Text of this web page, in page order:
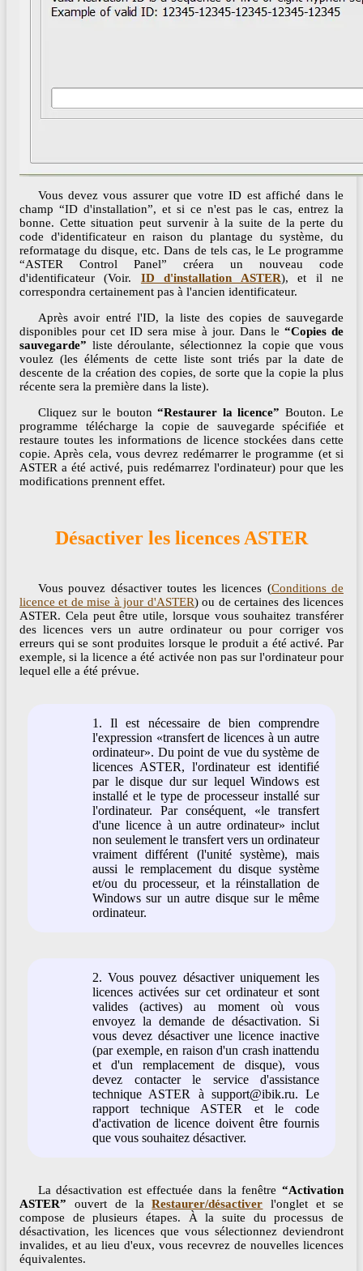
Vous devez vous assurer que votre ID est affiché dans le
champ “ID d'installation”, et si ce n'est pas le cas, entrez la
bonne. Cette situation peut survenir à la suite de la perte du
code d'identificateur en raison du plantage du système, du
reformatage du disque, etc. Dans de tels cas, le Le programme
“ASTER Control Panel” créera un nouveau code
d'identificateur (Voir. ID d'installation ASTER), et il ne
correspondra certainement pas à l'ancien identificateur.
Après avoir entré l'ID, la liste des copies de sauvegarde
disponibles pour cet ID sera mise à jour. Dans le “Copies de
sauvegarde” liste déroulante, sélectionnez la copie que vous
voulez (les éléments de cette liste sont triés par la date de
descente de la création des copies, de sorte que la copie la plus
récente sera la première dans la liste).
Cliquez sur le bouton“Restaurer la licence” Bouton. Le
programme télécharge la copie de sauvegarde spécifiée et
restaure toutes les informations de licence stockées dans cette
copie. Après cela, vous devrez redémarrer le programme (et si
ASTER a été activé, puis redémarrez l'ordinateur) pour que les
modifications prennent effet.
Désactiver les licences ASTER
Vous pouvez désactiver toutes les licences (Conditions de
licence et de mise à jour d'ASTER) ou de certaines des licences
ASTER. Cela peut être utile, lorsque vous souhaitez transférer
des licences vers un autre ordinateur ou pour corriger vos
erreurs qui se sont produites lorsque le produit a été activé. Par
exemple, si la licence a été activée non pas sur l'ordinateur pour
lequel elle a été prévue.
1. Il est nécessaire de bien comprendre
l'expression «transfert de licences à un autre
ordinateur». Du point de vue du système de
licences ASTER, l'ordinateur est identifié
par le disque dur sur lequel Windows est
installé et le type de processeur installé sur
l'ordinateur. Par conséquent, «le transfert
d'une licence à un autre ordinateur» inclut
non seulement le transfert vers un ordinateur
vraiment différent (l'unité système), mais
aussi le remplacement du disque système
et/ou du processeur, et la réinstallation de
Windows sur un autre disque sur le même
ordinateur.
2. Vous pouvez désactiver uniquement les
licences activées sur cet ordinateur et sont
valides (actives) au moment où vous
envoyez la demande de désactivation. Si
vous devez désactiver une licence inactive
(par exemple, en raison d'un crash inattendu
et d'un remplacement de disque), vous
devez contacter le service d'assistance
technique ASTER à support@ibik.ru. Le
rapport technique ASTER et le code
d'activation de licence doivent être fournis
que vous souhaitez désactiver.
La désactivation est effectuée dans la fenêtre “Activation
ASTER” ouvert de laRestaurer/désactiver l'onglet et se
compose de plusieurs étapes. À la suite du processus de
désactivation, les licences que vous sélectionnez deviendront
invalides, et au lieu d'eux, vous recevrez de nouvelles licences
équivalentes.